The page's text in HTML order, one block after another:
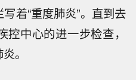
着“重度肺炎”。直到去
中心的进一步检查，
。